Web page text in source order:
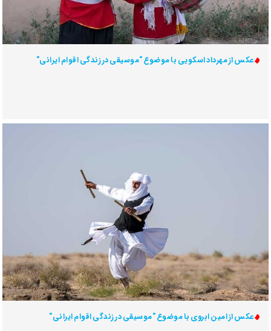
عکس از مهرداد اسکویی با موضوع "موسیقی در زندگی اقوام ایرانی"
عکس از امین ابروی با موضوع "موسیقی در زندگی اقوام ایرانی"